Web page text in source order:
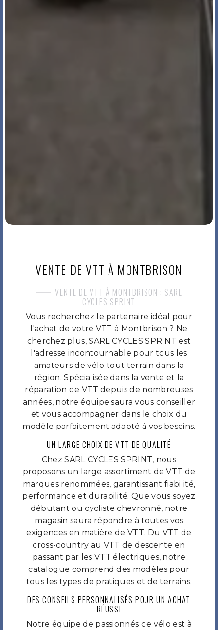
VENTE DE VTT À MONTBRISON
VENTE DE VTT À MONTBRISON : SARL
CYCLES SPRINT
Vous recherchez le partenaire idéal pour
l'achat de votre VTT à Montbrison ? Ne
cherchez plus, SARL CYCLES SPRINT est
l'adresse incontournable pour tous les
amateurs de vélo tout terrain dans la
région. Spécialisée dans la vente et la
réparation de VTT depuis de nombreuses
années, notre équipe saura vous conseiller
et vous accompagner dans le choix du
modèle parfaitement adapté à vos besoins.
UN LARGE CHOIX DE VTT DE QUALITÉ
Chez SARL CYCLES SPRINT, nous
proposons un large assortiment de VTT de
marques renommées, garantissant fiabilité,
performance et durabilité. Que vous soyez
débutant ou cycliste chevronné, notre
magasin saura répondre à toutes vos
exigences en matière de VTT. Du VTT de
cross-country au VTT de descente en
passant par les VTT électriques, notre
catalogue comprend des modèles pour
tous les types de pratiques et de terrains.
DES CONSEILS PERSONNALISÉS POUR UN ACHAT
RÉUSSI
Notre équipe de passionnés de vélo est à